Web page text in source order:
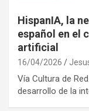
HispanIA, la
español en el
artificial
16/04/2026
Vía Cultura de
desarrollo de la